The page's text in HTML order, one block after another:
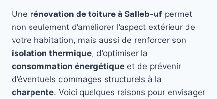
Une rénovation de toiture à Salleb-uf permet
non seulement d’améliorer l’aspect extérieur de
votre habitation, mais aussi de renforcer son
isolation thermique, d’optimiser la
consommation énergétique et de prévenir
d’éventuels dommages structurels à la
charpente. Voici quelques raisons pour envisager